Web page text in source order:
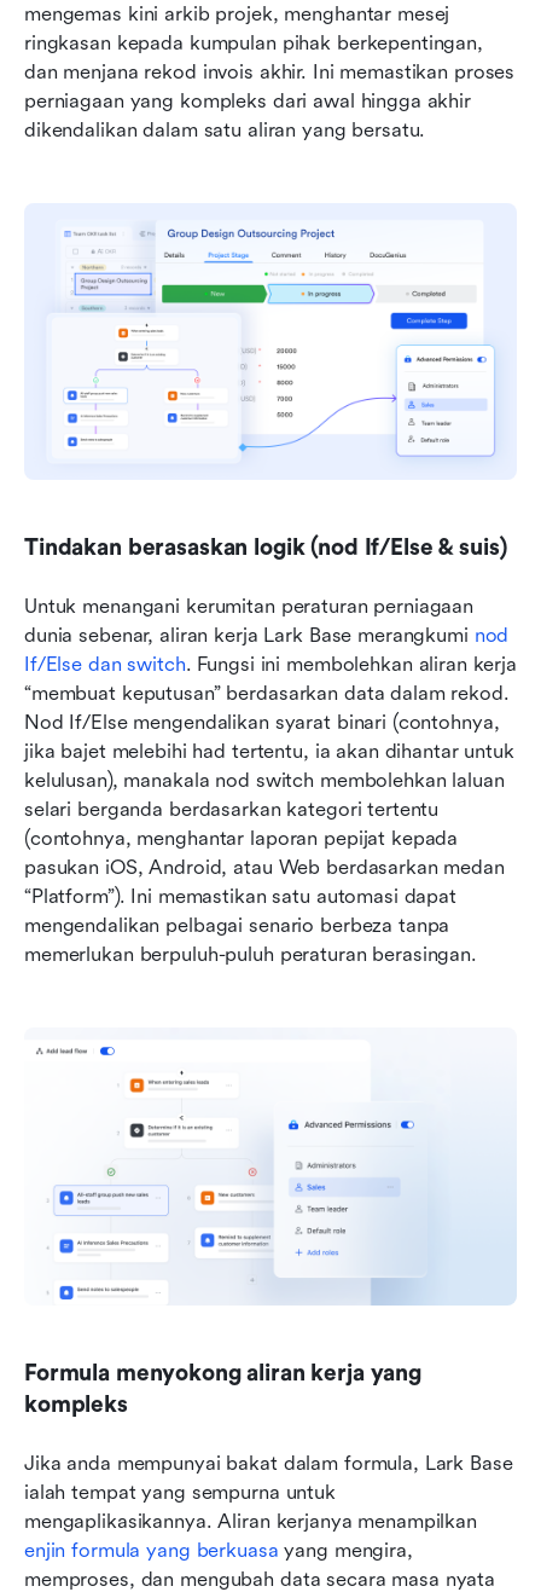
mengemas kini arkib projek, menghantar mesej
ringkasan kepada kumpulan pihak berkepentingan,
dan menjana rekod invois akhir. Ini memastikan proses
perniagaan yang kompleks dari awal hingga akhir
dikendalikan dalam satu aliran yang bersatu.
Tindakan berasaskan logik (nod If/Else & suis)
Untuk menangani kerumitan peraturan perniagaan
dunia sebenar, aliran kerja Lark Base merangkumi nod
If/Else dan switch. Fungsi ini membolehkan aliran kerja
“membuat keputusan” berdasarkan data dalam rekod.
Nod If/Else mengendalikan syarat binari (contohnya,
jika bajet melebihi had tertentu, ia akan dihantar untuk
kelulusan), manakala nod switch membolehkan laluan
selari berganda berdasarkan kategori tertentu
(contohnya, menghantar laporan pepijat kepada
pasukan iOS, Android, atau Web berdasarkan medan
“Platform”). Ini memastikan satu automasi dapat
mengendalikan pelbagai senario berbeza tanpa
memerlukan berpuluh-puluh peraturan berasingan.
Formula menyokong aliran kerja yang
kompleks
Jika anda mempunyai bakat dalam formula, Lark Base
ialah tempat yang sempurna untuk
enjin formula yang berkuasa yang mengira,
memproses, dan mengubah data secara masa nyata